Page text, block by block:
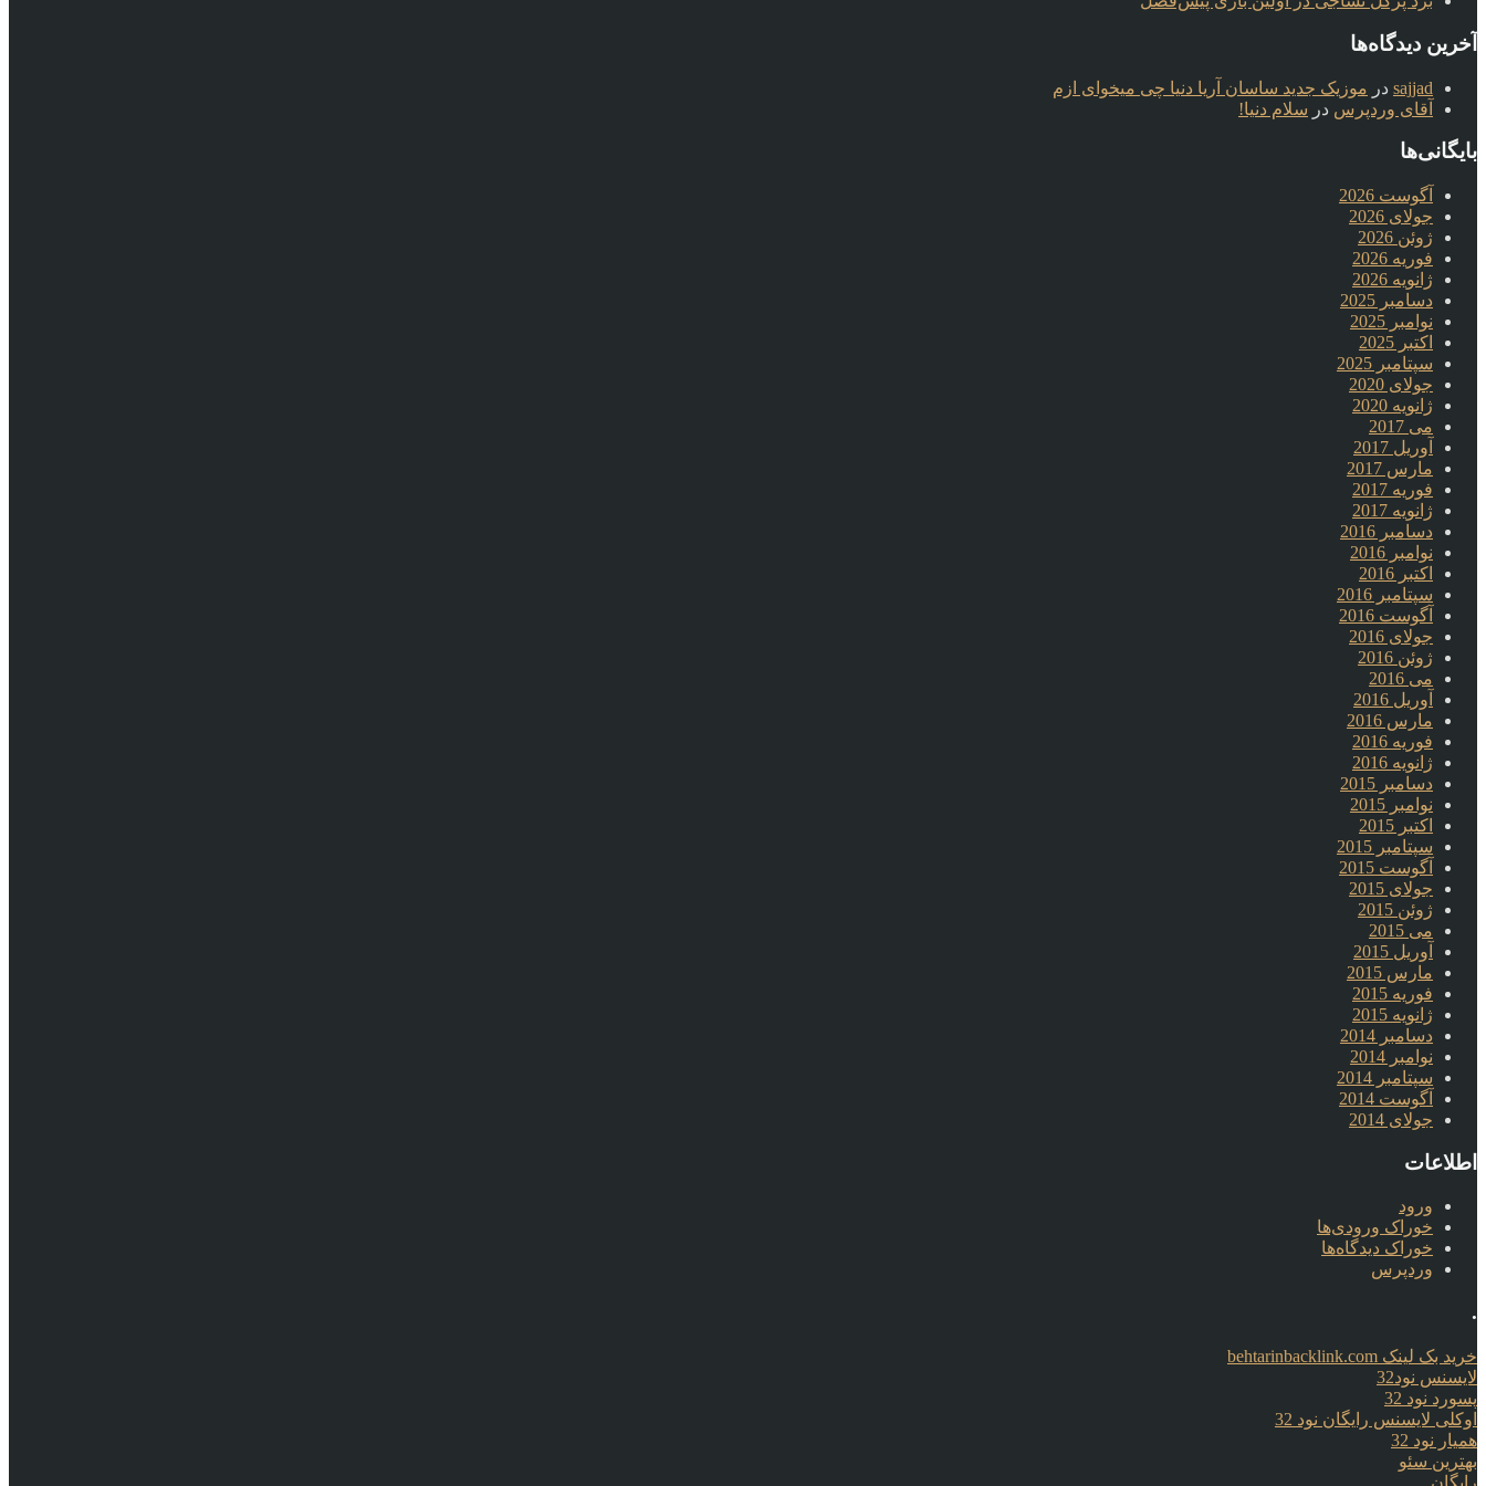
آخرین دیدگاه‌ها
sajjad در موزیک جدید ساسان آریا دنیا چی میخوای ازم
آقای وردپرس در سلام دنیا!
بایگانی‌ها
آگوست 2026
جولای 2026
ژوئن 2026
فوریه 2026
ژانویه 2026
دسامبر 2025
نوامبر 2025
اکتبر 2025
سپتامبر 2025
جولای 2020
ژانویه 2020
می 2017
آوریل 2017
مارس 2017
فوریه 2017
ژانویه 2017
دسامبر 2016
نوامبر 2016
اکتبر 2016
سپتامبر 2016
آگوست 2016
جولای 2016
ژوئن 2016
می 2016
آوریل 2016
مارس 2016
فوریه 2016
ژانویه 2016
دسامبر 2015
نوامبر 2015
اکتبر 2015
سپتامبر 2015
آگوست 2015
جولای 2015
ژوئن 2015
می 2015
آوریل 2015
مارس 2015
فوریه 2015
ژانویه 2015
دسامبر 2014
نوامبر 2014
سپتامبر 2014
آگوست 2014
جولای 2014
اطلاعات
ورود
خوراک ورودی‌ها
خوراک دیدگاه‌ها
وردپرس
.
خرید بک لینک behtarinbacklink.com
لایسنس نود32
پسورد نود 32
اوکلی لایسنس رایگان نود 32
همیار نود 32
بهترین سئو
رایگان